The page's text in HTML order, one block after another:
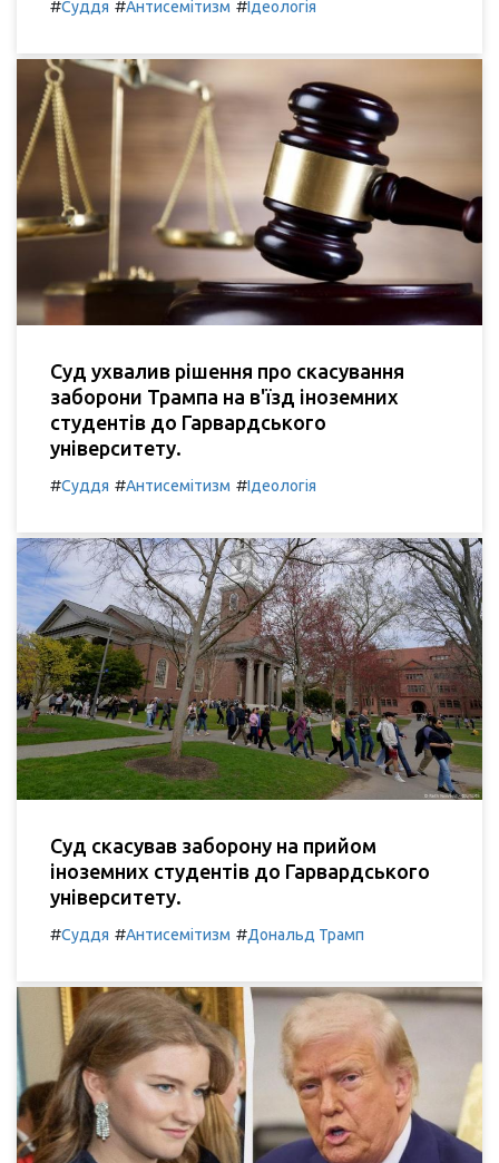
#Суддя #Антисемітизм #Ідеологія
Суд ухвалив рішення про скасування
заборони Трампа на в'їзд іноземних
студентів до Гарвардського
університету.
#Суддя #Антисемітизм #Ідеологія
Суд скасував заборону на прийом
іноземних студентів до Гарвардського
університету.
#Суддя #Антисемітизм #Дональд Трамп